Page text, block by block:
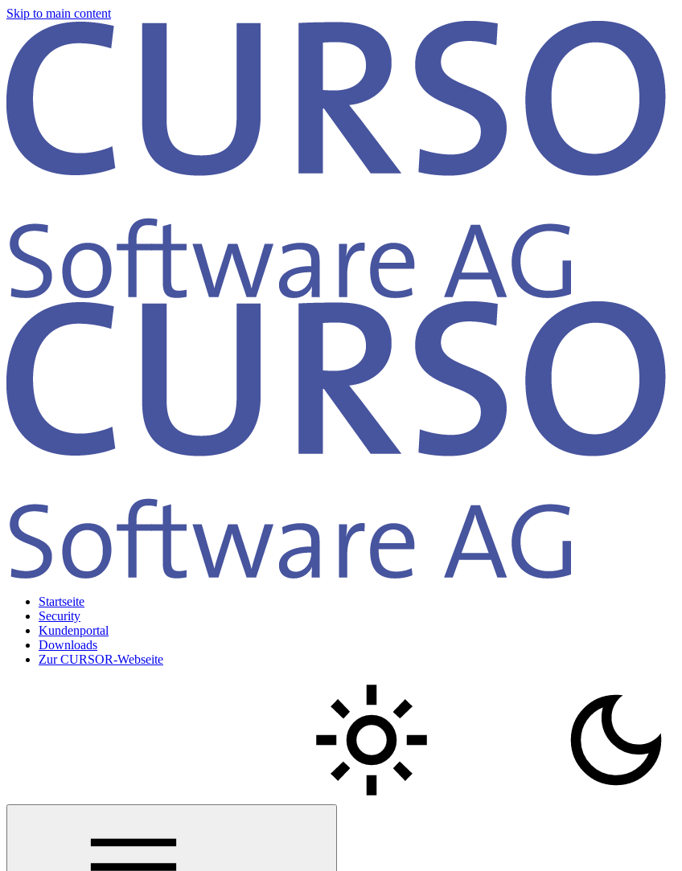
Skip to main content
Startseite
Security
Kundenportal
Downloads
Zur CURSOR-Webseite